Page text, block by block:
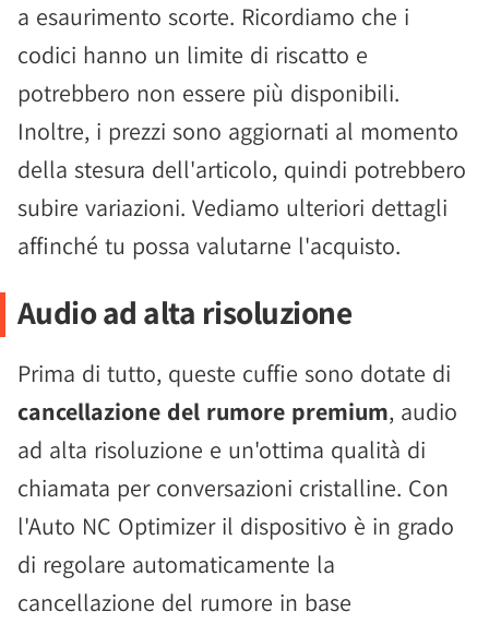
a esaurimento scorte. Ricordiamo che i
codici hanno un limite di riscatto e
potrebbero non essere più disponibili.
Inoltre, i prezzi sono aggiornati al momento
della stesura dell'articolo, quindi potrebbero
subire variazioni. Vediamo ulteriori dettagli
affinché tu possa valutarne l'acquisto.
Audio ad alta risoluzione
Prima di tutto, queste cuffie sono dotate di
cancellazione del rumore premium, audio
ad alta risoluzione e un'ottima qualità di
chiamata per conversazioni cristalline. Con
l'Auto NC Optimizer il dispositivo è in grado
di regolare automaticamente la
cancellazione del rumore in base